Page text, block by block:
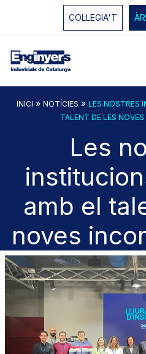
COL·LEGIA'T
INICI » NOTÍCIES » LES NOSTRES
TALENT DE LES
Les
amb el
noves